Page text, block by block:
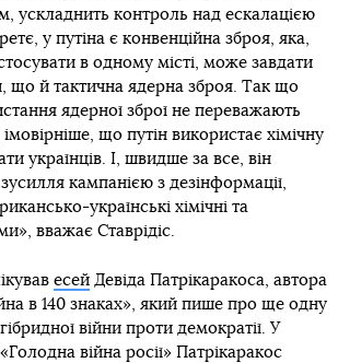
ускладнить контроль над ескалацією
у путіна є конвенційна зброя, яка,
в одному місті, може завдати
що й тактична ядерна зброя. Так що
ядерної зброї не переважають
що путін використає хімічну
українців. І, швидше за все, він
кампанією з дезінформації,
українські хімічні та
вважає Ставрідіс.
есей Девіда Патрікаракоса, автора
в 140 знаках», який пише про ще одну
війни проти демократії. У
війна росії» Патрікаракос